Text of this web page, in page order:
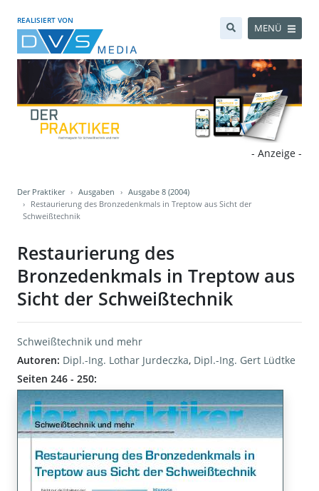
REALISIERT VON
MENÜ
- Anzeige -
Der Praktiker Ausgaben
Ausgabe 8 (2004)
Restaurierung des Bronzedenkmals in Treptow aus Sicht der
Schweißtechnik
Restaurierung des
Bronzedenkmals in Treptow aus
Sicht der Schweißtechnik
Schweißtechnik und mehr
Autoren: Dipl.-Ing. Lothar Jurdeczka, Dipl.-Ing. Gert Lüdtke
Seiten 246 - 250: